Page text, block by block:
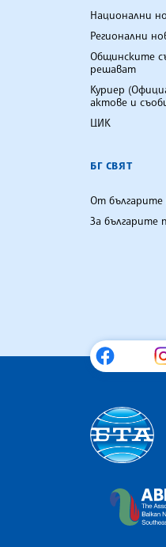
Национални
Регионални
Общинските
решават
Куриер
актове и
ЦИК
БГ СВЯТ
От българите
За българите